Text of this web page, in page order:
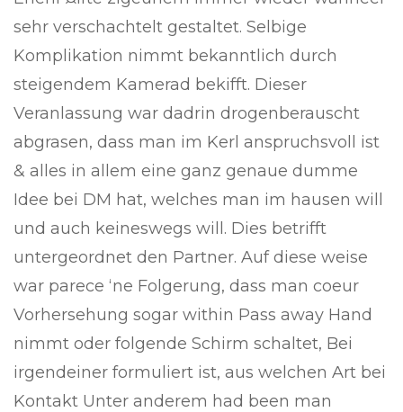
sehr verschachtelt gestaltet. Selbige
Komplikation nimmt bekanntlich durch
steigendem Kamerad bekifft. Dieser
Veranlassung war dadrin drogenberauscht
abgrasen, dass man im Kerl anspruchsvoll ist
& alles in allem eine ganz genaue dumme
Idee bei DM hat, welches man im hausen will
und auch keineswegs will. Dies betrifft
untergeordnet den Partner. Auf diese weise
war parece ‘ne Folgerung, dass man coeur
Vorhersehung sogar within Pass away Hand
nimmt oder folgende Schirm schaltet, Bei
irgendeiner formuliert ist, aus welchen Art bei
Kontakt Unter anderem had been man